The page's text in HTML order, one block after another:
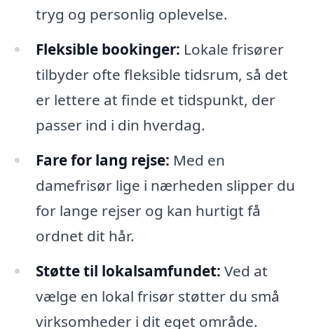
tryg og personlig oplevelse.
Fleksible bookinger: Lokale frisører
tilbyder ofte fleksible tidsrum, så det
er lettere at finde et tidspunkt, der
passer ind i din hverdag.
Fare for lang rejse: Med en
damefrisør lige i nærheden slipper du
for lange rejser og kan hurtigt få
ordnet dit hår.
Støtte til lokalsamfundet: Ved at
vælge en lokal frisør støtter du små
virksomheder i dit eget område.